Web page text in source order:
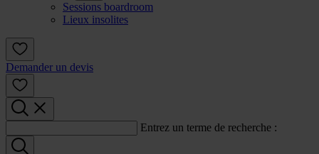
Sessions boardroom
Lieux insolites
Demander un devis
Entrez un terme de recherche :